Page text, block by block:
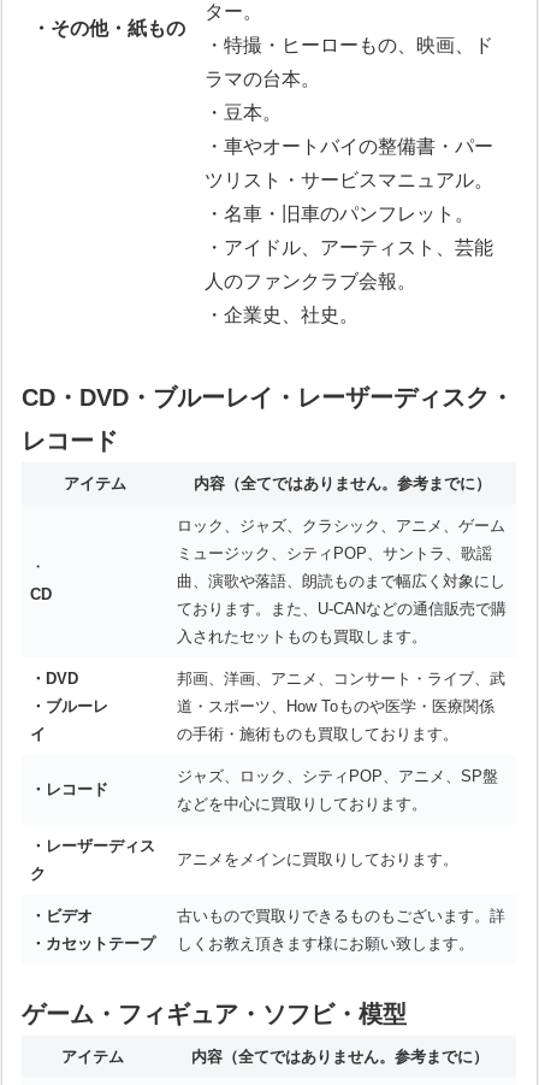
・その他・紙もの
ター。
・特撮・ヒーローもの、映画、ド
ラマの台本。
・豆本。
・車やオートバイの整備書・パー
ツリスト・サービスマニュアル。
・名車・旧車のパンフレット。
・アイドル、アーティスト、芸能
人のファンクラブ会報。
・企業史、社史。
CD・DVD・ブルーレイ・レーザーディスク・
レコード
アイテム 内容 （全てではありません。参考までに）
・
CD
ロック、ジャズ、クラシック、アニメ、ゲーム
ミュージック、シティPOP、サントラ、歌謡
曲、演歌や落語、朗読ものまで幅広く対象にし
ております。また、U-CANなどの通信販売で購
入されたセットものも買取します。
・DVD
・ブルーレ
イ
邦画、洋画、アニメ、コンサート・ライブ、武
道・スポーツ、How Toものや医学・医療関係
の手術・施術ものも買取しております。
・レコード
ジャズ、ロック、シティPOP、アニメ、SP盤
などを中心に買取りしております。
・レーザーディス
ク
アニメをメインに買取りしております。
・ビデオ
・カセットテープ
古いもので買取りできるものもございます。詳
しくお教え頂きます様にお願い致します。
ゲーム・フィギュア・ソフビ・模型
アイテム 内容（全てではありません。参考までに）